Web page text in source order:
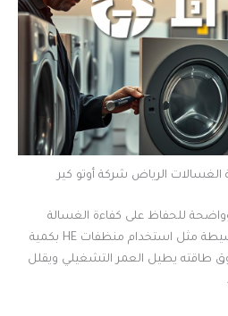
الرياض شركة أوتو كير
للحفاظ على كفاءة الغسالة
وتقليل أعطالها. اتباع قواعد بسيطة مثل استخدام منظفات HE بكمية
طاقته يطيل العمر التشغيلي ويقلل